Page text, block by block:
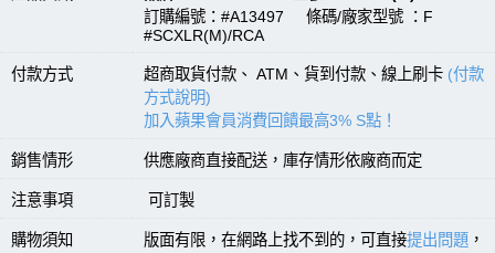
訂購編號：#A13497 條碼/廠家型號 ：F
#SCXLR(M)/RCA
付款方式 超商取貨付款、 ATM、貨到付款、線上刷卡 (付款
方式說明)
加入蘋果會員消費回饋最高3% S點！
銷售情形 供應廠商直接配送，庫存情形依廠商而定
注意事項 可訂製
購物須知 版面有限，在網路上找不到的，可直接提出問題 ，